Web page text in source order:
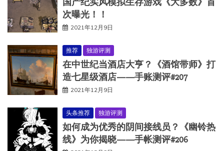
次曝光！！
2021年12月9日
推荐 独游评测
在中世纪当酒店大亨？《酒馆带师》打
造七星级酒店——手账测评#207
2021年12月9日
头条推荐 独游评测
如何成为优秀的阴间接线员？《幽铃热
线》为你揭晓——手帐测评#206